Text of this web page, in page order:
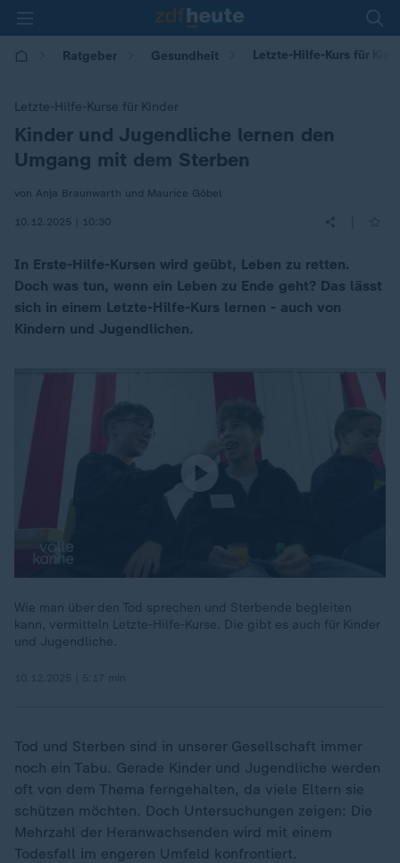
Ratgeber Gesundheit Letzte-Hilfe-Kurs für
Letzte-Hilfe-Kurse für Kinder
:Kinder und Jugendliche lernen den
Umgang mit dem Sterben
von Anja Braunwarth und Maurice Göbel
10.12.2025 | 10:30
In Erste-Hilfe-Kursen wird geübt, Leben zu retten.
Doch was tun, wenn ein Leben zu Ende geht? Das lässt
sich in einem Letzte-Hilfe-Kurs lernen - auch von
Kindern und Jugendlichen.
Wie man über den Tod sprechen und Sterbende begleiten
kann, vermitteln Letzte-Hilfe-Kurse. Die gibt es auch für Kinder
und Jugendliche.
Tod und Sterben sind in unserer Gesellschaft immer
noch ein Tabu. Gerade Kinder und Jugendliche werden
oft von dem Thema ferngehalten, da viele Eltern sie
schützen möchten. Doch Untersuchungen zeigen: Die
Mehrzahl der Heranwachsenden wird mit einem
Todesfall im engeren Umfeld konfrontiert.